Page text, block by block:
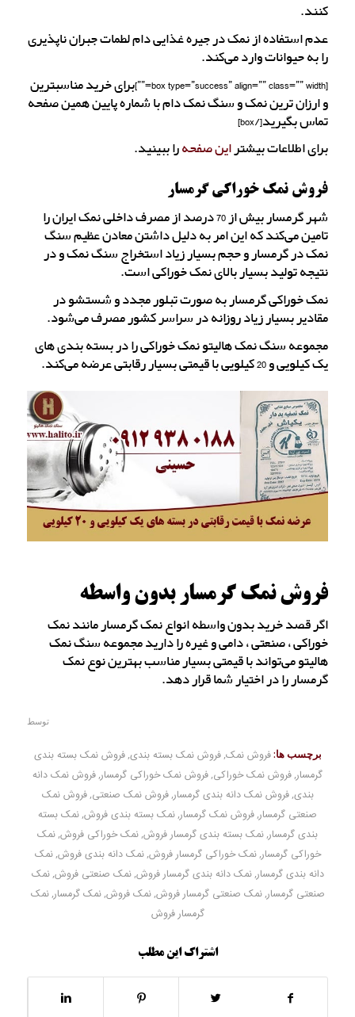
کنند.
عدم استفاده از نمک در جیره غذایی دام لطمات جبران ناپذیری
را به حیوانات وارد می‌کند.
[box type=”success” align=”” class=”” width=””]برای خرید مناسبترین
و ارزان ترین نمک و سنگ نمک دام با شماره پایین همین صفحه
تماس بگیرید[/box]
برای اطلاعات بیشتراین صفحهرا ببینید.
فروش نمک خوراکی گرمسار
شهر گرمسار بیش از 70 درصد از مصرف داخلی نمک ایران را
تامین می‌کند که این امر به دلیل داشتن معادن عظیم سنگ
نمک در گرمسار و حجم بسیار زیاد استخراج سنگ نمک و در
نتیجه تولید بسیار بالای نمک خوراکی است.
نمک خوراکی گرمسار به صورت تبلور مجدد و شستشو در
مقادیر بسیار زیاد روزانه در سراسر کشور مصرف می‌شود.
مجموعه سنگ نمک هالیتو نمک خوراکی را در بسته بندی های
یک کیلویی و 20 کیلویی با قیمتی بسیار رقابتی عرضه می‌کند.
فروش نمک گرمسار بدون واسطه
اگر قصد خرید بدون واسطه انواع نمک گرمسار مانند نمک
خوراکی ، صنعتی ، دامی و غیره را دارید مجموعه سنگ نمک
هالیتو می‌تواند با قیمتی بسیار مناسب بهترین نوع نمک
گرمسار را در اختیار شما قرار دهد.
توسط
برچسب ها: فروش نمک,فروش نمک بسته بندی,فروش نمک بسته بندی
گرمسار, فروش نمک خوراکی, فروش نمک خوراکی گرمسار, فروش نمک دانه
بندی,فروش نمک دانه بندی گرمسار,فروش نمک صنعتی,فروش نمک
صنعتی گرمسار, فروش نمک گرمسار, نمک بسته بندی فروش, نمک بسته
بندی گرمسار, نمک بسته بندی گرمسار فروش, نمک خوراکی فروش, نمک
خوراکی گرمسار,نمک خوراکی گرمسار فروش,نمک دانه بندی فروش,نمک
دانه بندی گرمسار,نمک دانه بندی گرمسار فروش,نمک صنعتی فروش,نمک
صنعتی گرمسار,نمک صنعتی گرمسار فروش,نمک فروش,نمک گرمسار,نمک
گرمسار فروش
اشتراک این مطلب